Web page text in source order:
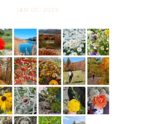
JAN 05. 2026